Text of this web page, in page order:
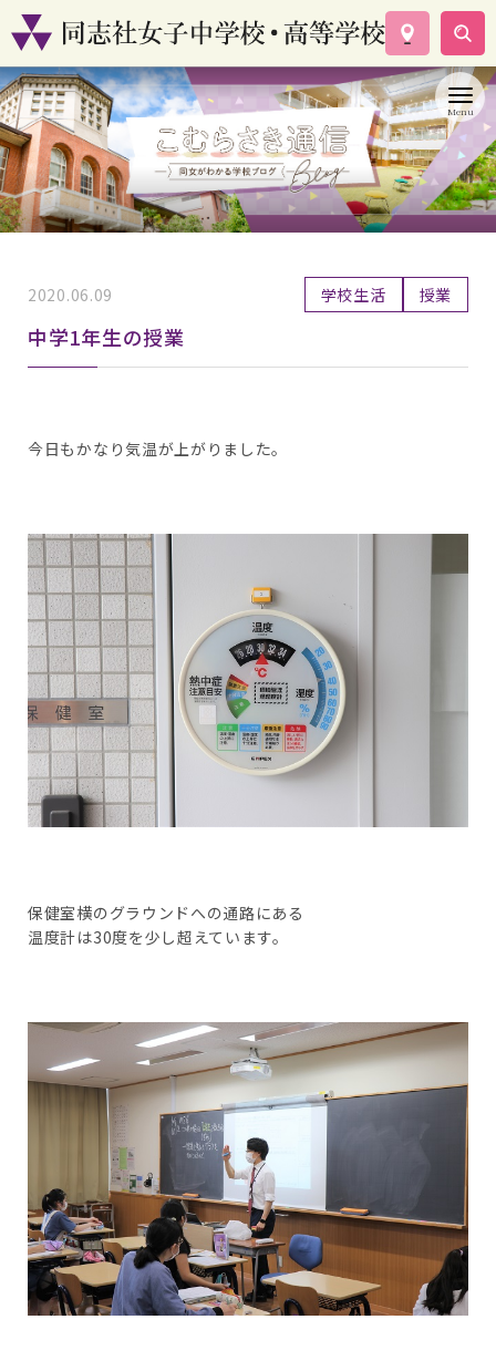
学校案内
コース紹介
学校生活
入試情報
資料請求
お問い合わせ
2020.06.09 学校生活 授業
中学1年生の授業
今日もかなり気温が上がりました。
保健室横のグラウンドへの通路にある
温度計は30度を少し超えています。